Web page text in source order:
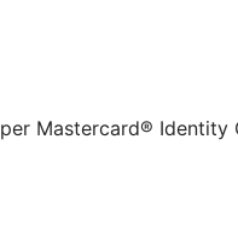
Mastercard® Identity